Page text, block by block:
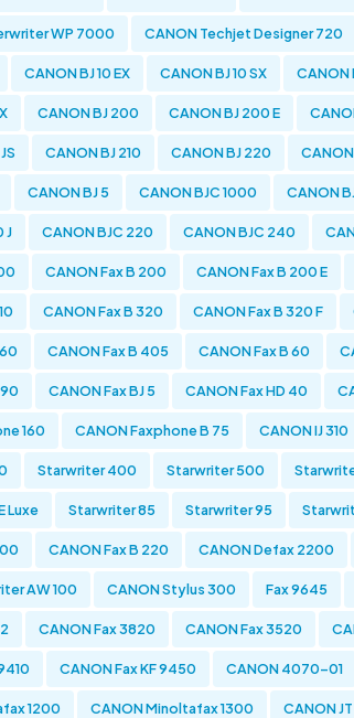
WP 7000 CANON Techjet Designer 720
CANON BJ 10 EX CANON BJ 10 SX CANON
CANON BJ 200 CANON BJ 200 E
CANON BJ 210 CANON BJ 220
CANON BJ 5 CANON BJC 1000 CANON
J CANON BJC 220 CANON BJC 240
CANON Fax B 200 CANON Fax B 200 E
CANON Fax B 320 CANON Fax B 320 F
CANON Fax B 405 CANON Fax B 60
CANON Fax BJ 5 CANON Fax HD 40
160 CANON Faxphone B 75 CANON IJ 310
Starwriter 400 Starwriter 500
Luxe Starwriter 85 Starwriter 95
CANON Fax B 220 CANON Defax 2200
AW 100 CANON Stylus 300 Fax 9645
CANON Fax 3820 CANON Fax 3520
CANON Fax KF 9450 CANON 4070-01
1200 CANON Minoltafax 1300 CANON